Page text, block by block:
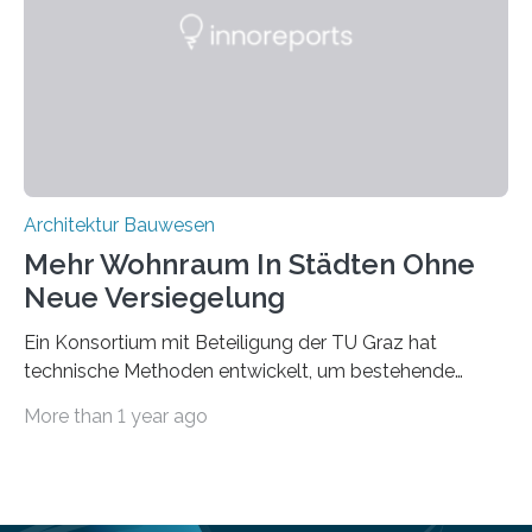
Datenbank erfasst sind, neue Baustoffe kreiert werden.
Architektur Bauwesen
Mehr Wohnraum In Städten Ohne
Neue Versiegelung
Ein Konsortium mit Beteiligung der TU Graz hat
technische Methoden entwickelt, um bestehende
Holzkonstruktionen auf nachhaltige Weise
More than 1 year ago